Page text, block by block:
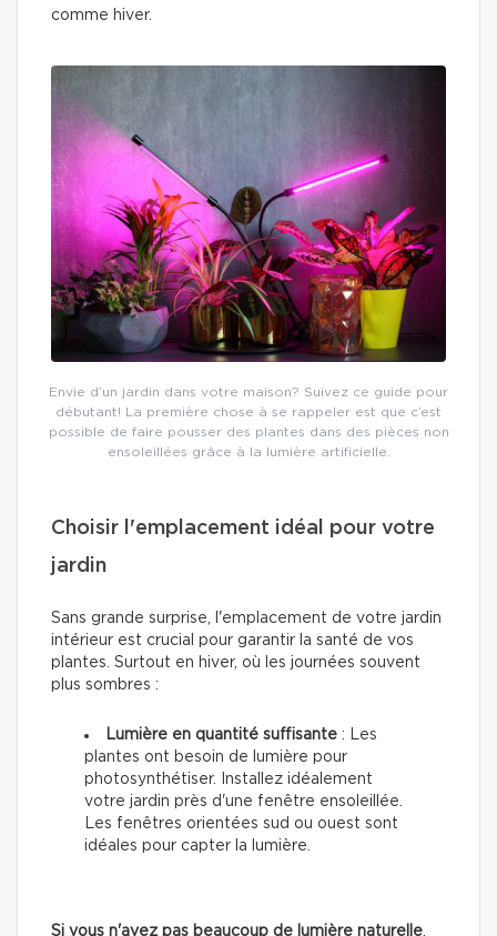
comme hiver.
Envie d’un jardin dans votre maison? Suivez ce guide pour
débutant! La première chose à se rappeler est que c’est
possible de faire pousser des plantes dans des pièces non
ensoleillées grâce à la lumière artificielle.
Choisir l'emplacement idéal pour votre
jardin
Sans grande surprise, l'emplacement de votre jardin
intérieur est crucial pour garantir la santé de vos
plantes. Surtout en hiver, où les journées souvent
plus sombres :
Lumière en quantité suffisante : Les
plantes ont besoin de lumière pour
photosynthétiser. Installez idéalement
votre jardin près d'une fenêtre ensoleillée.
Les fenêtres orientées sud ou ouest sont
idéales pour capter la lumière.
Si vous n'avez pas beaucoup de lumière naturelle